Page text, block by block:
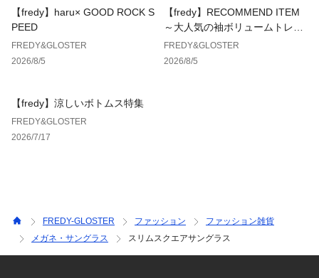
＊画像の商品はサンプルとなりますので実際の商品と仕様、加
工、サイズが若干異なる場合がございます。
※サンプルでの採寸のため、サイズ表はあくまで目安となりま
す。予めご了承ください。
【fredy】haru× GOOD ROCK S
PEED
FREDY&GLOSTER
2026/8/5
【fredy】RECOMMEND ITEM
～大人気の袖ボリュームトレン
チコートに待望のミドル丈が新
登場！～
FREDY&GLOSTER
2026/8/5
【fredy】涼しいボトムス特集
FREDY&GLOSTER
2026/7/17
FREDY-GLOSTER ファッション
ファッション雑貨
メガネ・サングラス
スリムスクエアサングラス